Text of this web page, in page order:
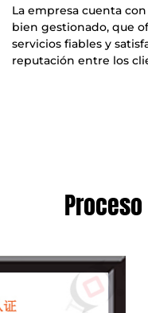
La empresa cuenta
bien gestionado, que
servicios fiables y
reputación entre los